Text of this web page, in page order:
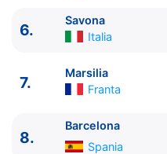
4.
Palermo, Sicilia
Civitavecchia, Roma
Savona Italia
7.
Marsilia Franta
6.
Savona
Italia
7.
Marsilia
Franta
8.
Barcelona
Spania